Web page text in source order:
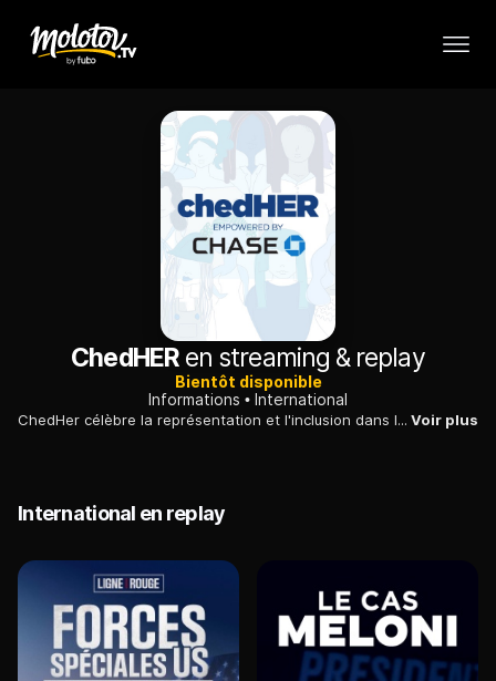
ChedHERen streaming & replay
Bientôt disponible
Informations
International
ChedHer célèbre la représentation et l'inclusion dans les affaires avec les dirigeants d'aujourd'hui et met en lumière les femmes qui font des progrès dans leurs industries ... Voir plus
International en replay